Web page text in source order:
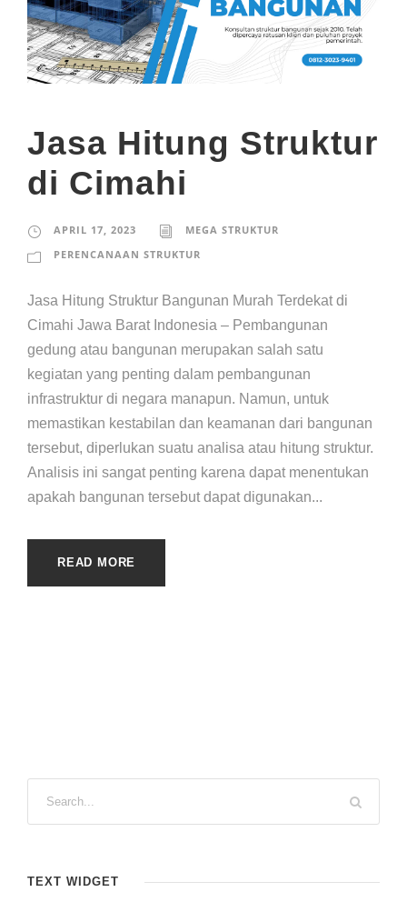
Jasa Hitung Struktur
di Cimahi
APRIL 17, 2023
MEGA STRUKTUR
PERENCANAAN STRUKTUR
Jasa Hitung Struktur Bangunan Murah Terdekat di
Cimahi Jawa Barat Indonesia – Pembangunan
gedung atau bangunan merupakan salah satu
kegiatan yang penting dalam pembangunan
infrastruktur di negara manapun. Namun, untuk
memastikan kestabilan dan keamanan dari bangunan
tersebut, diperlukan suatu analisa atau hitung struktur.
Analisis ini sangat penting karena dapat menentukan
apakah bangunan tersebut dapat digunakan...
READ MORE
TEXT WIDGET